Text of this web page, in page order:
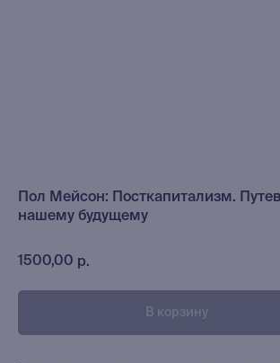
Пол Мейсон: Посткапитализм.
нашему будущему
1500,00 р.
В корзину